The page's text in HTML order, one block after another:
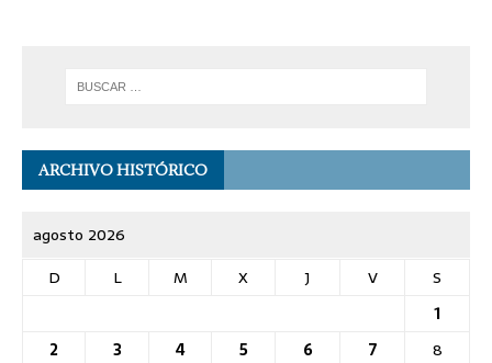
ARCHIVO HISTÓRICO
agosto 2026
D
L M X J V
S
1
2
3 4 5 6 7
8